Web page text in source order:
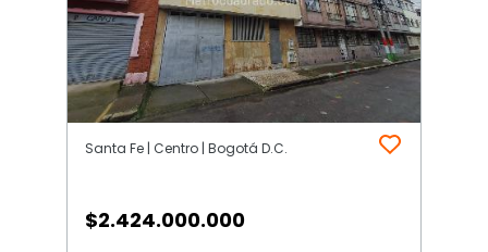
Santa Fe | Centro | Bogotá D.C.
$2.424.000.000